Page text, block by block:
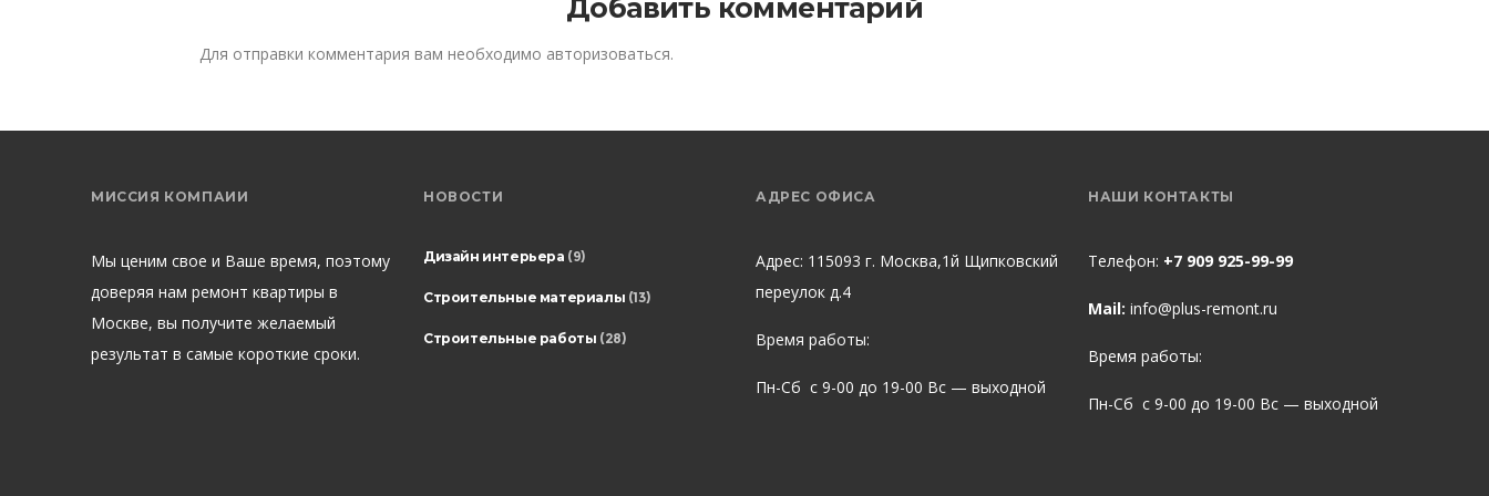
Добавить комментарий
Для отправки комментария вам необходимо авторизоваться.
МИССИЯ КОМПАИИ
Мы ценим свое и Ваше время, поэтому
доверяя нам ремонт квартиры в
Москве, вы получите желаемый
результат в самые короткие сроки.
НОВОСТИ
Дизайн интерьера (9)
Строительные материалы (13)
Строительные работы (28)
АДРЕС ОФИСА
Адрес: 115093 г. Москва,1й Щипковский
переулок д.4
Время работы:
Пн-Сб с 9-00 до 19-00 Вс — выходной
НАШИ КОНТАКТЫ
Телефон: +7 909 925-99-99
Mail: info@plus-remont.ru
Время работы:
Пн-Сб с 9-00 до 19-00 Вс — выходной